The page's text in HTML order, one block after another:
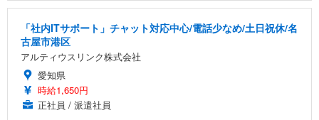
「社内ITサポート」チャット対応中心/電話少なめ/土日祝休/名
古屋市港区
アルティウスリンク株式会社
愛知県
時給1,650円
正社員 / 派遣社員